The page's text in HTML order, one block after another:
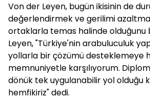
Von der Leyen, bugün ikisinin de
değerlendirmek ve gerilimi
ortaklarla temas halinde olduğunu
Leyen, "Türkiye'nin arabuluculuk
yollarla bir çözümü desteklemeye
memnuniyetle karşılıyorum.
dönük tek uygulanabilir yol olduğu
hemfikiriz" dedi.